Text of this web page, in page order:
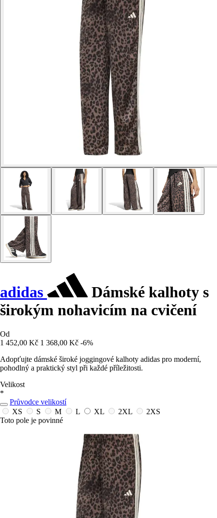
adidas
Dámské kalhoty s
širokým nohavicím na cvičení
Od
1 452,00 Kč 1 368,00 Kč -6%
Adopťujte dámské široké joggingové kalhoty adidas pro moderní,
pohodlný a praktický styl při každé příležitosti.
Velikost
*
Průvodce velikostí
XS
S M L XL 2XL
2XS
Toto pole je povinné